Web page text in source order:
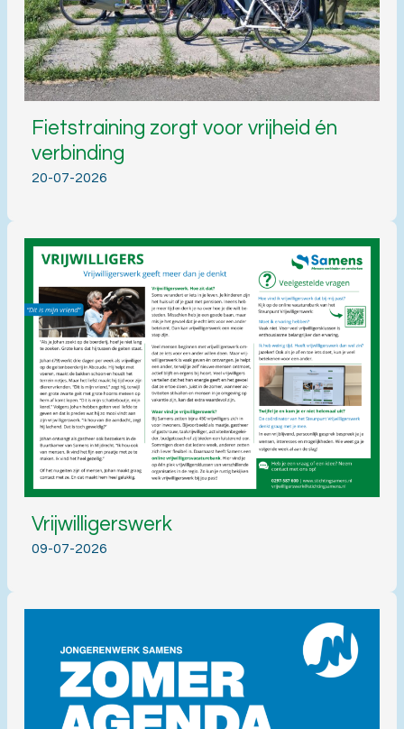
Fietstraining zorgt voor vrijheid én
verbinding
20-07-2026
Vrijwilligerswerk
09-07-2026